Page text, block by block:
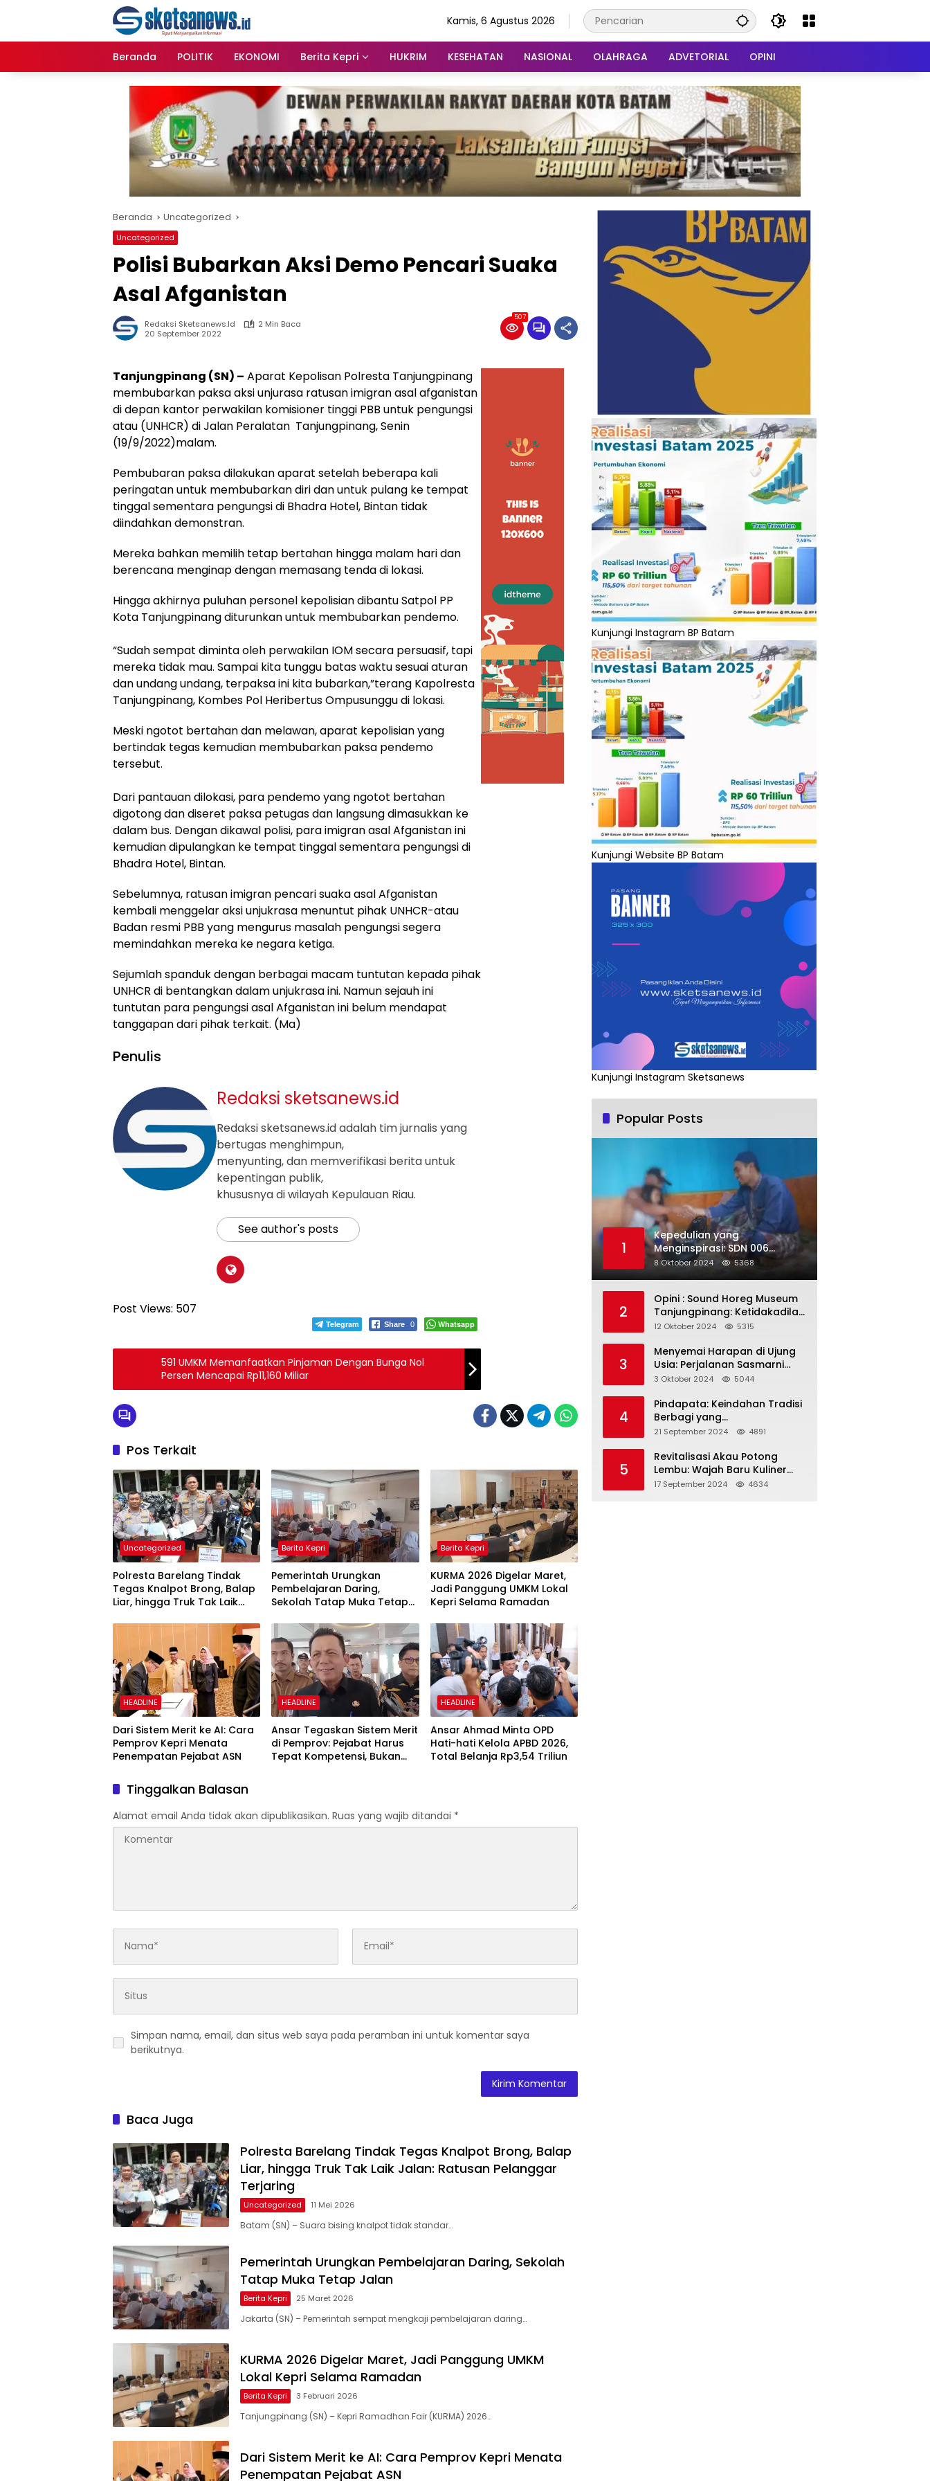
Kamis, 6 Agustus 2026
Beranda POLITIK EKONOMI Berita Kepri HUKRIM KESEHATAN NASIONAL OLAHRAGA ADVETORIAL OPINI
Beranda Uncategorized
Uncategorized
Polisi Bubarkan Aksi Demo Pencari Suaka
Asal Afganistan
Redaksi Sketsanews.id
2 Min Baca
20 September 2022
507
Tanjungpinang (SN) – Aparat Kepolisan Polresta Tanjungpinang
membubarkan paksa aksi unjurasa ratusan imigran asal afganistan
di depan kantor perwakilan komisioner tinggi PBB untuk pengungsi
atau (UNHCR) di Jalan Peralatan Tanjungpinang, Senin
(19/9/2022)malam.
Pembubaran paksa dilakukan aparat setelah beberapa kali
peringatan untuk membubarkan diri dan untuk pulang ke tempat
tinggal sementara pengungsi di Bhadra Hotel, Bintan tidak
diindahkan demonstran.
Mereka bahkan memilih tetap bertahan hingga malam hari dan
berencana menginap dengan memasang tenda di lokasi.
Hingga akhirnya puluhan personel kepolisian dibantu Satpol PP
Kota Tanjungpinang diturunkan untuk membubarkan pendemo.
“Sudah sempat diminta oleh perwakilan IOM secara persuasif, tapi
mereka tidak mau. Sampai kita tunggu batas waktu sesuai aturan
dan undang undang, terpaksa ini kita bubarkan,”terang Kapolresta
Tanjungpinang, Kombes Pol Heribertus Ompusunggu di lokasi.
Meski ngotot bertahan dan melawan, aparat kepolisian yang
bertindak tegas kemudian membubarkan paksa pendemo
tersebut.
Dari pantauan dilokasi, para pendemo yang ngotot bertahan
digotong dan diseret paksa petugas dan langsung dimasukkan ke
dalam bus. Dengan dikawal polisi, para imigran asal Afganistan ini
kemudian dipulangkan ke tempat tinggal sementara pengungsi di
Bhadra Hotel, Bintan.
Sebelumnya, ratusan imigran pencari suaka asal Afganistan
kembali menggelar aksi unjukrasa menuntut pihak UNHCR-atau
Badan resmi PBB yang mengurus masalah pengungsi segera
memindahkan mereka ke negara ketiga.
Sejumlah spanduk dengan berbagai macam tuntutan kepada pihak
UNHCR di bentangkan dalam unjukrasa ini. Namun sejauh ini
tuntutan para pengungsi asal Afganistan ini belum mendapat
tanggapan dari pihak terkait. (Ma)
Penulis
Redaksi sketsanews.id
Redaksi sketsanews.id adalah tim jurnalis yang
bertugas menghimpun,
menyunting, dan memverifikasi berita untuk
kepentingan publik,
khususnya di wilayah Kepulauan Riau.
See author's posts
Post Views: 507
Telegram Share 0 Whatsapp
591 UMKM Memanfaatkan Pinjaman Dengan Bunga Nol
Persen Mencapai Rp11,160 Miliar
Pos Terkait
Uncategorized
Polresta Barelang Tindak
Tegas Knalpot Brong, Balap
Liar, hingga Truk Tak Laik
Terjaring
Berita Kepri
Pemerintah Urungkan
Pembelajaran Daring,
Sekolah Tatap Muka Tetap
Berita Kepri
KURMA 2026 Digelar Maret,
Jadi Panggung UMKM Lokal
Kepri Selama Ramadan
HEADLINE
Dari Sistem Merit ke AI: Cara
Pemprov Kepri Menata
Penempatan Pejabat ASN
HEADLINE
Ansar Tegaskan Sistem Merit
di Pemprov: Pejabat Harus
Tepat Kompetensi, Bukan
HEADLINE
Ansar Ahmad Minta OPD
Hati-hati Kelola APBD 2026,
Total Belanja Rp3,54 Triliun
Tinggalkan Balasan
Alamat email Anda tidak akan dipublikasikan. Ruas yang wajib ditandai *
Simpan nama, email, dan situs web saya pada peramban ini untuk komentar saya
berikutnya.
Baca Juga
Polresta Barelang Tindak Tegas Knalpot Brong, Balap
Liar, hingga Truk Tak Laik Jalan: Ratusan Pelanggar
Terjaring
Uncategorized 11 Mei 2026
Batam (SN) – Suara bising knalpot tidak standar…
Pemerintah Urungkan Pembelajaran Daring, Sekolah
Tatap Muka Tetap Jalan
Berita Kepri 25 Maret 2026
Jakarta (SN) – Pemerintah sempat mengkaji pembelajaran daring…
KURMA 2026 Digelar Maret, Jadi Panggung UMKM
Lokal Kepri Selama Ramadan
Berita Kepri 3 Februari 2026
Tanjungpinang (SN) – Kepri Ramadhan Fair (KURMA) 2026…
Dari Sistem Merit ke AI: Cara Pemprov Kepri Menata
Penempatan Pejabat ASN
Kunjungi Instagram BP Batam
Kunjungi Website BP Batam
Kunjungi Instagram Sketsanews
Popular Posts
1
Kepedulian yang
Menginspirasi: SDN 006
Merawang Gelar Program
“Berbagi Segenggam Beras”
8 Oktober 2024 5368
2
Opini : Sound Horeg Museum
Tanjungpinang: Ketidakadilan
dalam Representasi
12 Oktober 2024 5315
3
Menyemai Harapan di Ujung
Usia: Perjalanan Sasmarni
dalam Menyentuh Hati dan
3 Oktober 2024 5044
4
Pindapata: Keindahan Tradisi
Berbagi yang
Menghubungkan Umat dalam
Kebersamaan dalam Agama
Buddha
21 September 2024 4891
5
Revitalisasi Akau Potong
Lembu: Wajah Baru Kuliner
Legendaris Tanjungpinang
17 September 2024 4634